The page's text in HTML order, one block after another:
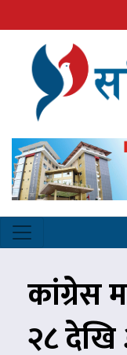
कांग्रेस
२८ देखि